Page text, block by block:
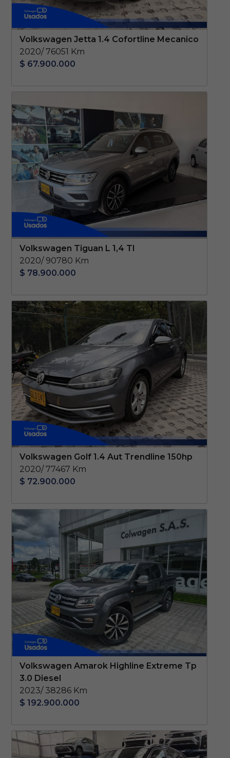
Volkswagen Jetta 1.4 Cofortline Mecanico
2020/ 76051 Km
$ 67.900.000
Volkswagen Tiguan L 1,4 Tl
2020/ 90780 Km
$ 78.900.000
Volkswagen Golf 1.4 Aut Trendline 150hp
2020/ 77467 Km
$ 72.900.000
Volkswagen Amarok Highline Extreme Tp
3.0 Diesel
2023/ 38286 Km
$ 192.900.000